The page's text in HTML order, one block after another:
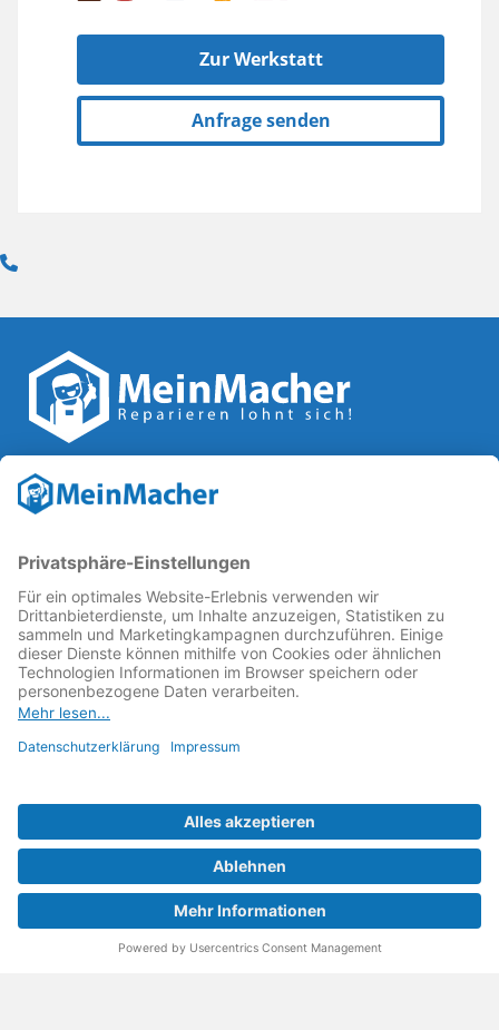
Zur Werkstatt
Anfrage senden
Reparatur Revolution
Reparatur↗ für eineReparatur Revolution
Reparaturbedingungen: Für Produkte, die sich gut
reparieren lassen, für günstigere Ersatzteile und den
Erhalt der reparierenden Betriebe und des Reparatur-
Know-hows in Deutschland.
Weitere Informationen
Fachhändler finden
FAQ - häufig gestellte Fragen
© 2023 MeinMacher - eine Marke der Vangerow GmbH
Barrierefreiheit